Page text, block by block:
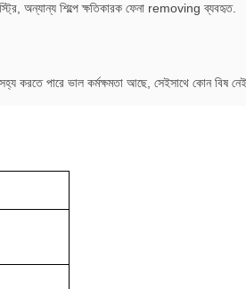
অন্যান্য শিল্পে ক্ষতিকারক ফেনা removing ব্যবহৃত.
করতে পারে ভাল কর্মক্ষমতা আছে, সেইসাথে কোন